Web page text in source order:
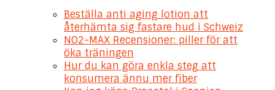
Beställa anti aging lotion att
återhämta sig fastare hud i Schweiz
NO2-MAX Recensioner: piller för att
öka träningen
Hur du kan göra enkla steg att
konsumera ännu mer fiber